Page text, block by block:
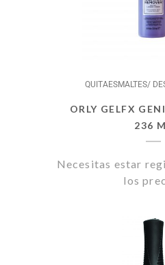
QUITAESMALTES/
ORLY GELFX
236
Necesitas estar
los